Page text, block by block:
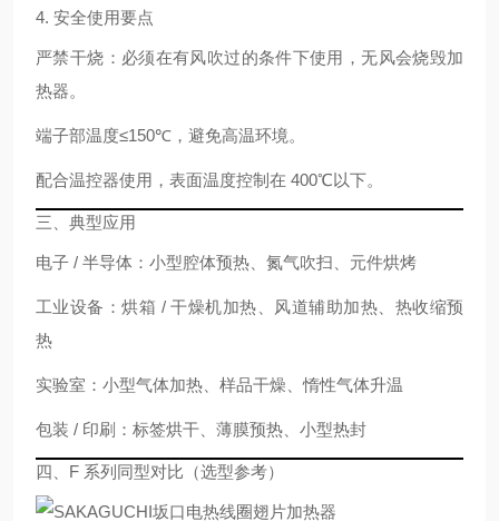
4. 安全使用要点
严禁干烧 ：必须在有风吹过的条件下使用，无风会烧毁加
热器。
端子部温度≤150℃ ，避免高温环境。
配合温控器使用，表面温度控制在 400℃以下。
三、典型应用
电子 / 半导体：小型腔体预热、氮气吹扫、元件烘烤
工业设备：烘箱 / 干燥机加热、风道辅助加热、热收缩预
热
实验室：小型气体加热、样品干燥、惰性气体升温
包装 / 印刷：标签烘干、薄膜预热、小型热封
四、F 系列同型对比（选型参考）